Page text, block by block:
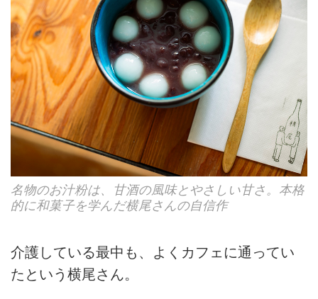
名物のお汁粉は、甘酒の風味とやさしい甘さ。本格
的に和菓子を学んだ横尾さんの自信作
介護している最中も、よくカフェに通ってい
たという横尾さん。